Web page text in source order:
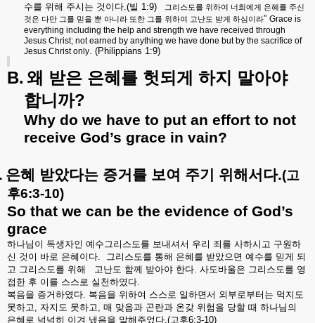
수를 위해 주시는 것이다 .(빌 1:9) 그리스도를 위하여 너희에게 은혜를 주신
것은 다만 그를 믿을 뿐 아니라 또한 그를 위하여 고난도 받게 하심이라” Grace is
everything including the help and strength we have received through
Jesus Christ; not earned by anything we have done but by the sacrifice of
Jesus Christ only . (Philippians 1:9)
B. 왜 받은 은혜를 헛되게 하지
말아야
합니까?
Why do we have to put an effort to not
receive God’s grace in vain?
은혜 받았다는 증거를 보여 주기 위해서다.(고
후6:3-10)
So that we can be the evidence of God’s
grace
하나님이 독생자인 예수그리스도를 보내셔서 우리 죄를 사하시고 구원하
신 것이 바로 은혜이다 그리스도를 통해 은혜를 받았으면 예수를 믿게 되
고 그리스도를 위해 고난도 함께 받아야 한다 사도바울은 그리스도를 영
접한 후 이를 스스로 실천하였다
복음을 증거하였다 복음을 위하여 스스로 일하면서 외부로부터는 먹지도
못하고
자지도 못하고 매 맞음과 곤란과 온갖 위험을 당할 때 하나님의
은혜로 넉넉히 이겨 냈음을 말해주었다 .(고후6:3-10)